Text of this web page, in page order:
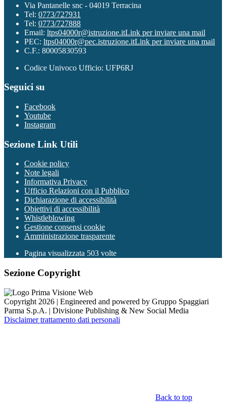
Via Pantanelle snc - 04019 Terracina
Tel: 0773/727931
Tel: 0773/727888
Email: ltps04000r@istruzione.itLink per inviare una mail
PEC: ltps04000r@pec.istruzione.itLink per inviare una mail
C.F.: 80005830593
Codice Univoco Ufficio: UFP6RJ
Seguici su
Facebook
Youtube
Instagram
Sezione Link Utili
Cookie policy
Note legali
Informativa Privacy
Ufficio Relazioni con il Pubblico
Dichiarazione di accessibilità
Obiettivi di accessibilità
Whistleblowing
Gestione consensi cookie
Amministrazione trasparente
Pagina visualizzata 503 volte
Sezione Copyright
Copyright 2026 | Engineered and powered by Gruppo Spaggiari
Parma S.p.A. | Divisione Publishing & New Social Media
Disclaimer trattamento dati personali
Back to top